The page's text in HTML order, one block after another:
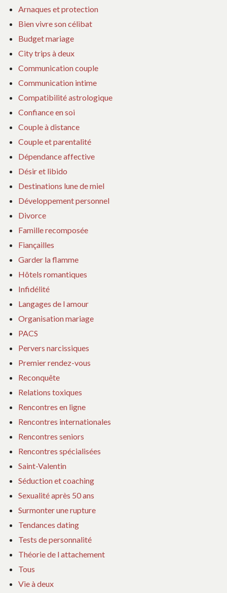
Arnaques et protection
Bien vivre son célibat
Budget mariage
City trips à deux
Communication couple
Communication intime
Compatibilité astrologique
Confiance en soi
Couple à distance
Couple et parentalité
Dépendance affective
Désir et libido
Destinations lune de miel
Développement personnel
Divorce
Famille recomposée
Fiançailles
Garder la flamme
Hôtels romantiques
Infidélité
Langages de l amour
Organisation mariage
PACS
Pervers narcissiques
Premier rendez-vous
Reconquête
Relations toxiques
Rencontres en ligne
Rencontres internationales
Rencontres seniors
Rencontres spécialisées
Saint-Valentin
Séduction et coaching
Sexualité après 50 ans
Surmonter une rupture
Tendances dating
Tests de personnalité
Théorie de l attachement
Tous
Vie à deux